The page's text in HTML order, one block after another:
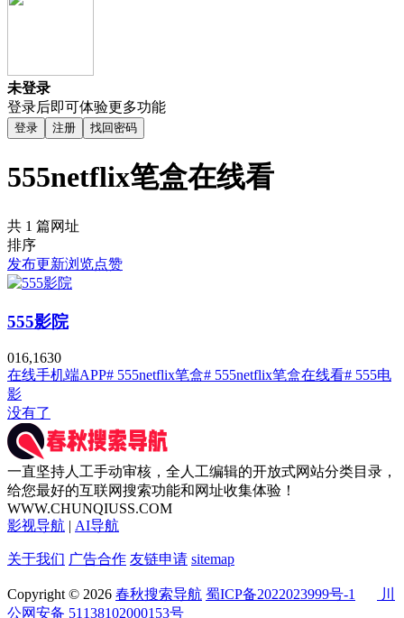
未登录
登录后即可体验更多功能
登录 注册 找回密码
555netflix笔盒在线看
共 1 篇网址
排序
发布更新浏览点赞
555影院
016,1630
在线手机端APP# 555netflix笔盒# 555netflix笔盒在线看# 555电
影
没有了
一直坚持人工手动审核，全人工编辑的开放式网站分类目录，
给您最好的互联网搜索功能和网址收集体验！
WWW.CHUNQIUSS.COM
影视导航 | AI导航
关于我们 广告合作 友链申请 sitemap
Copyright © 2026 春秋搜索导航 蜀ICP备2022023999号-1
川
公网安备 51138102000153号